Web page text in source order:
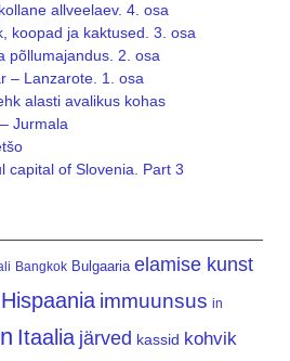
allveelaev. 4. osa
koopad ja kaktused. 3. osa
põllumajandus. 2. osa
– Lanzarote. 1. osa
alasti avalikus kohas
Jurmala
capital of Slovenia. Part 3
Bangkok Bulgaaria elamise kunst
Hispaania immuunsus in
Itaalia järved kassid kohvik